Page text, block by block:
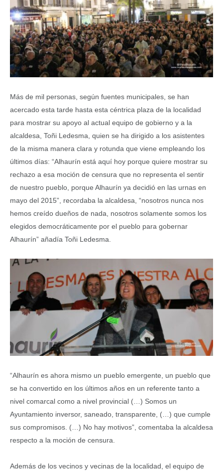
Más de mil personas, según fuentes municipales, se han
acercado esta tarde hasta esta céntrica plaza de la localidad
para mostrar su apoyo al actual equipo de gobierno y a la
alcaldesa, Toñi Ledesma, quien se ha dirigido a los asistentes
de la misma manera clara y rotunda que viene empleando los
últimos días: “Alhaurín está aquí hoy porque quiere mostrar su
rechazo a esa moción de censura que no representa el sentir
de nuestro pueblo, porque Alhaurín ya decidió en las urnas en
mayo del 2015”, recordaba la alcaldesa, “nosotros nunca nos
hemos creído dueños de nada, nosotros solamente somos los
elegidos democráticamente por el pueblo para gobernar
Alhaurín” añadía Toñi Ledesma.
“Alhaurín es ahora mismo un pueblo emergente, un pueblo que
se ha convertido en los últimos años en un referente tanto a
nivel comarcal como a nivel provincial (…) Somos un
Ayuntamiento inversor, saneado, transparente, (…) que cumple
sus compromisos. (…) No hay motivos”, comentaba la alcaldesa
respecto a la moción de censura.
Además de los vecinos y vecinas de la localidad, el equipo de